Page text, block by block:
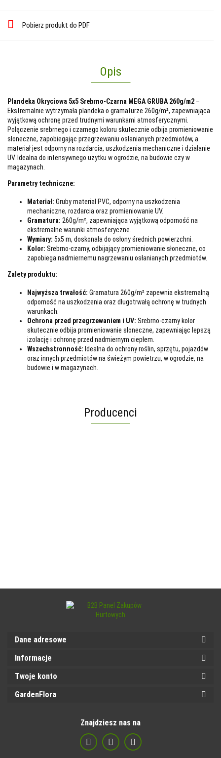
Pobierz produkt do PDF
Opis
Plandeka Okryciowa 5x5 Srebrno-Czarna MEGA GRUBA 260g/m2 –
Ekstremalnie wytrzymała plandeka o gramaturze 260g/m², zapewniająca
wyjątkową ochronę przed trudnymi warunkami atmosferycznymi.
Połączenie srebrnego i czarnego koloru skutecznie odbija promieniowanie
słoneczne, zapobiegając przegrzewaniu osłanianych przedmiotów, a
materiał jest odporny na rozdarcia, uszkodzenia mechaniczne i działanie
UV. Idealna do intensywnego użytku w ogrodzie, na budowie czy w
magazynach.
Parametry techniczne:
Materiał: Gruby materiał PVC, odporny na uszkodzenia
mechaniczne, rozdarcia oraz promieniowanie UV.
Gramatura: 260g/m², zapewniająca wyjątkową odporność na
ekstremalne warunki atmosferyczne.
Wymiary: 5x5 m, doskonała do osłony średnich powierzchni.
Kolor: Srebrno-czarny, odbijający promieniowanie słoneczne, co
zapobiega nadmiernemu nagrzewaniu osłanianych przedmiotów.
Zalety produktu:
Najwyższa trwałość: Gramatura 260g/m² zapewnia ekstremalną
odporność na uszkodzenia oraz długotrwałą ochronę w trudnych
warunkach.
Ochrona przed przegrzewaniem i UV: Srebrno-czarny kolor
skutecznie odbija promieniowanie słoneczne, zapewniając lepszą
izolację i ochronę przed nadmiernym ciepłem.
Wszechstronność: Idealna do ochrony roślin, sprzętu, pojazdów
oraz innych przedmiotów na świeżym powietrzu, w ogrodzie, na
budowie i w magazynach.
Producenci
Dane adresowe
Informacje
Twoje konto
GardenFlora
Znajdziesz nas na